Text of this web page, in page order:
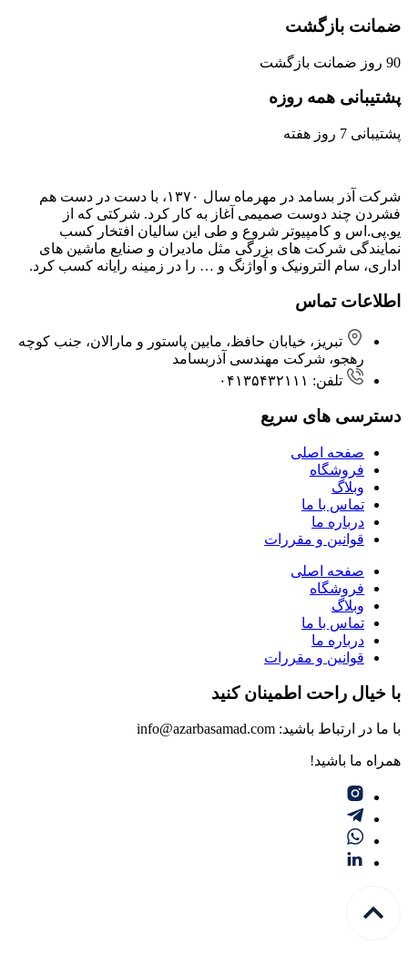
ضمانت بازگشت
90 روز ضمانت بازگشت
پشتیبانی همه روزه
پشتیبانی 7 روز هفته
شرکت آذر بسامد در مهرماه سال ۱۳۷۰، با دست در دست هم
فشردن ‌چند دوست صمیمی آغاز به کار کرد. شرکتی که از
یو.پی.اس و کامپیوتر شروع و طی این سالیان افتخار کسب
نمایندگی شرکت های بزرگی مثل مادیران و صنایع ماشین های
اداری، سام الترونیک و آواژنگ و … را در زمینه رایانه کسب کرد.
اطلاعات تماس
تبریز، خیابان حافظ، مابین پاستور و مارالان، جنب کوچه
رهجو، شرکت مهندسی آذربسامد
تلفن: ۰۴۱۳۵۴۳۲۱۱۱
دسترسی های سریع
صفحه اصلی
فروشگاه
وبلاگ
تماس با ما
درباره ما
قوانین و مقررات
صفحه اصلی
فروشگاه
وبلاگ
تماس با ما
درباره ما
قوانین و مقررات
با خیال راحت اطمینان کنید
با ما در ارتباط باشید: info@azarbasamad.com
همراه ما باشید!